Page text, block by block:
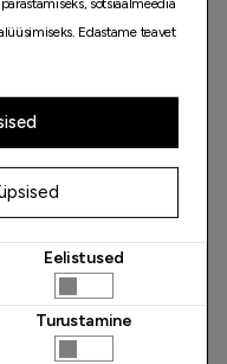
sotsiaalmeedia
Edastame teavet
sotsiaalmeedia, reklaami- ja
teiepoolse teenuste
Eelistused
Turustamine